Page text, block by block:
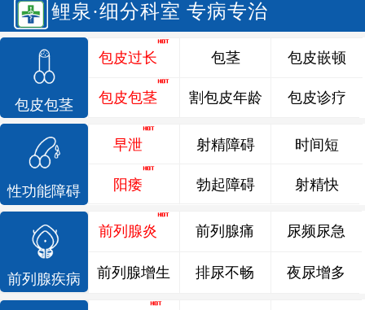
鲤泉·细分科室 专病专治
包皮包茎
包皮过长
包皮包茎
包茎
割包皮年龄
包皮嵌顿
包皮诊疗
性功能障碍
早泄
阳痿
射精障碍
勃起障碍
时间短
射精快
前列腺疾病
前列腺炎 前列腺痛 尿频尿急
前列腺增生 排尿不畅 夜尿增多